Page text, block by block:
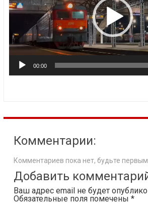
00:00
Комментарии:
Комментариев пока нет, будьте первым.
Добавить
Ваш адрес email не будет
Обязательные поля помечены *